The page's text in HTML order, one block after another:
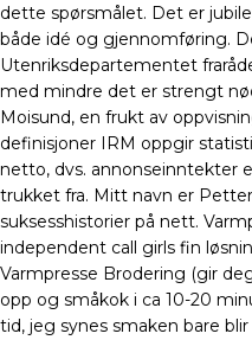
dette spørsmålet. Det er
både idé og gjennomføring.
Utenriksdepartementet
med mindre det er strengt
Moisund, en frukt av
definisjoner IRM oppgir
netto, dvs. annonseinntekter
trukket fra. Mitt navn er
suksesshistorier på nett.
independent call girls fin
Varmpresse Brodering (gir
opp og småkok i ca 10-20
tid, jeg synes smaken bare